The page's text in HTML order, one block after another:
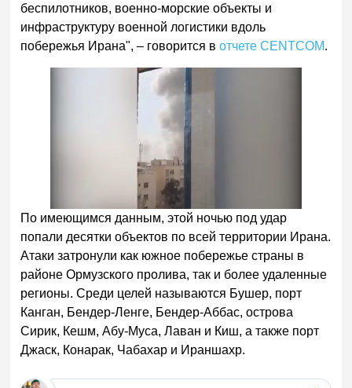
беспилотников, военно-морские объекты и
инфраструктуру военной логистики вдоль
побережья Ирана", – говорится вотчете CENTCOM.
По имеющимся данным, этой ночью под удар
попали десятки объектов по всей территории Ирана.
Атаки затронули как южное побережье страны в
районе Ормузского пролива, так и более удаленные
регионы. Среди целей называются Бушер, порт
Канган, Бендер-Ленге, Бендер-Аббас, острова
Сирик, Кешм, Абу-Муса, Лаван и Киш, а также порт
Джаск, Конарак, Чабахар и Ираншахр.